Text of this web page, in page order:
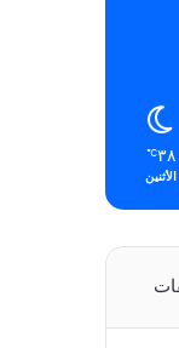
٣٨℃
الأثنين